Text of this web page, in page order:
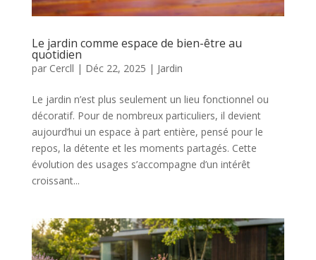
Le jardin comme espace de bien-être au
quotidien
par Cercll | Déc 22, 2025 | Jardin
Le jardin n’est plus seulement un lieu fonctionnel ou
décoratif. Pour de nombreux particuliers, il devient
aujourd’hui un espace à part entière, pensé pour le
repos, la détente et les moments partagés. Cette
évolution des usages s’accompagne d’un intérêt
croissant...